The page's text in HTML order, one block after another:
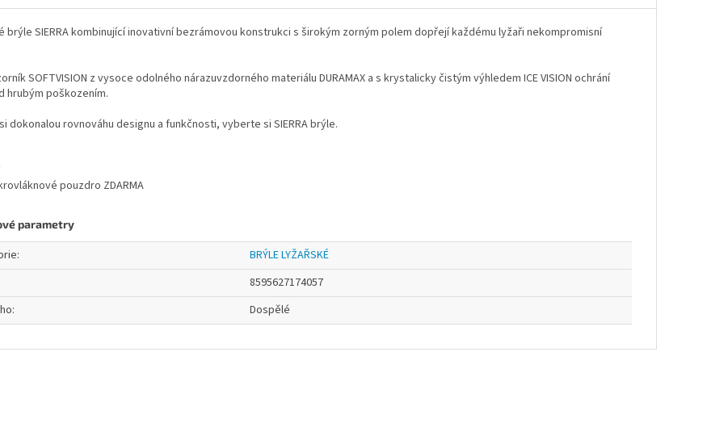
brýle SIERRA kombinující inovativní bezrámovou konstrukci s širokým zorným polem dopřejí každému lyžaři nekompromisní
SOFTVISION z vysoce odolného nárazuvzdorného materiálu DURAMAX a s krystalicky čistým výhledem ICE VISION ochrání
hrubým poškozením.
dokonalou rovnováhu designu a funkčnosti, vyberte si SIERRA brýle.
pouzdro ZDARMA
parametry
:
BRÝLE LYŽAŘSKÉ
8595627174057
: Dospělé